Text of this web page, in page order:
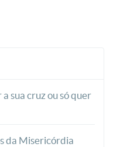
sua cruz ou só quer
da Misericórdia